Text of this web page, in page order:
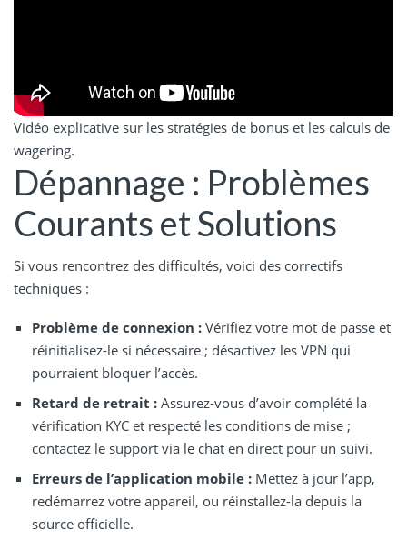
Vidéo explicative sur les stratégies de bonus et les calculs de
wagering.
Dépannage : Problèmes
Courants et Solutions
Si vous rencontrez des difficultés, voici des correctifs
techniques :
Problème de connexion : Vérifiez votre mot de passe et
réinitialisez-le si nécessaire ; désactivez les VPN qui
pourraient bloquer l’accès.
Retard de retrait : Assurez-vous d’avoir complété la
vérification KYC et respecté les conditions de mise ;
contactez le support via le chat en direct pour un suivi.
Erreurs de l’application mobile : Mettez à jour l’app,
redémarrez votre appareil, ou réinstallez-la depuis la
source officielle.